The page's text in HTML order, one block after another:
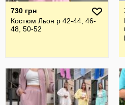
730 грн
Костюм Льон р 42-44, 46-
48, 50-52